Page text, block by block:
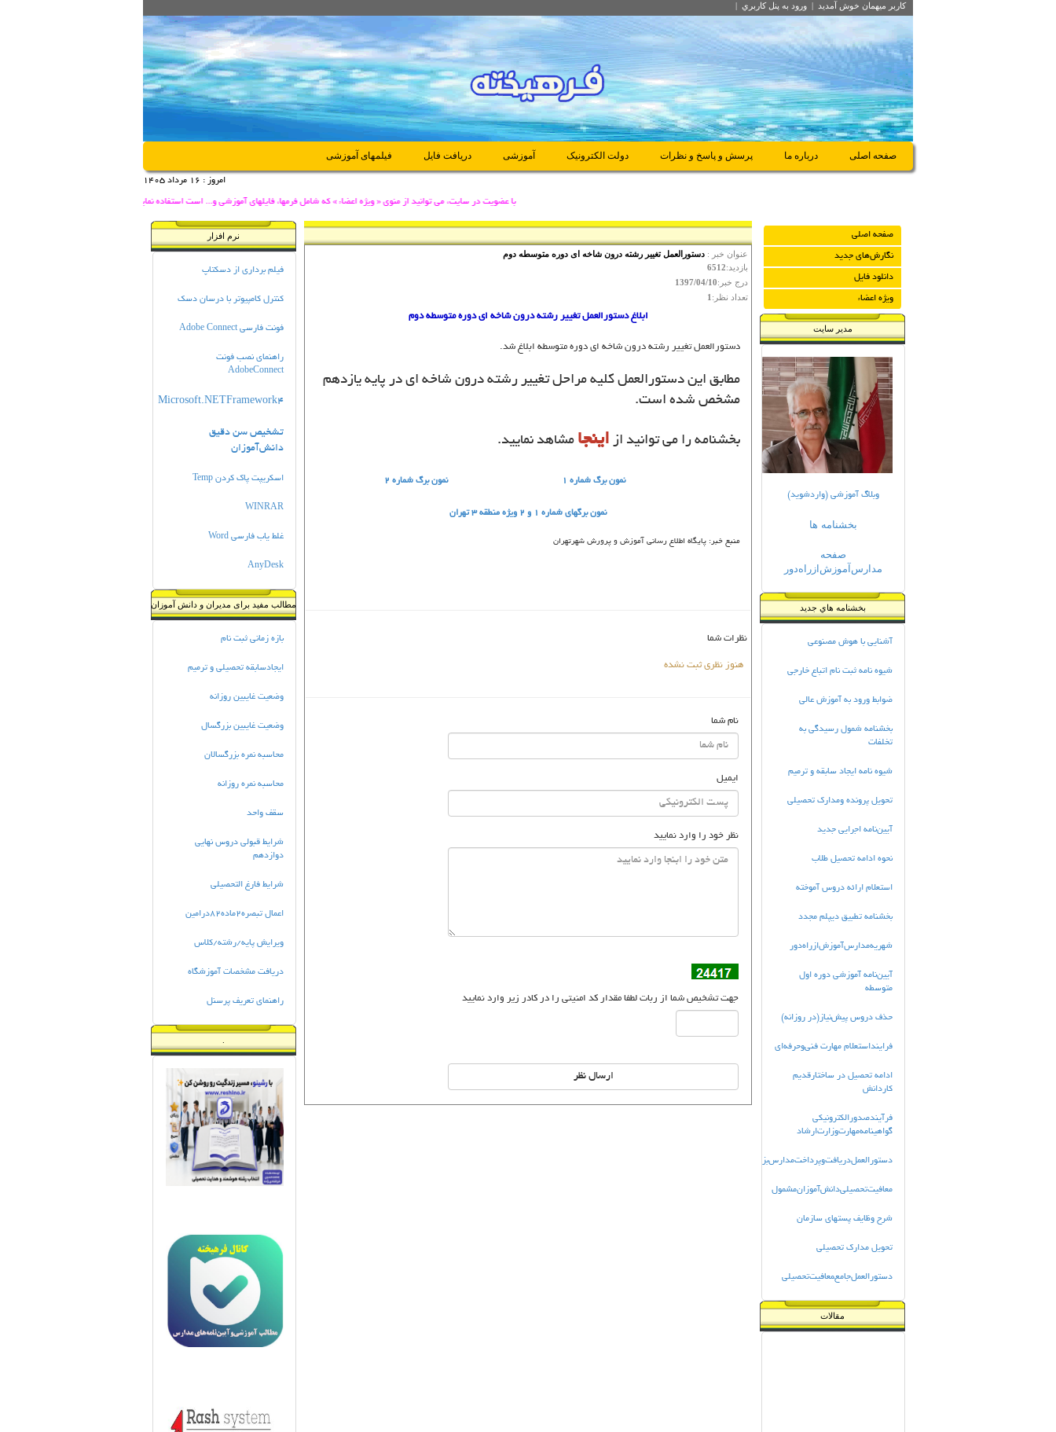
کاربر میهمان خوش آمديد | ورود به پنل کاربري |
صفحه اصلی درباره ما پرسش و پاسخ و نظرات دولت الکترونیک آموزشی دريافت فايل فیلمهای آموزشی
امروز : 16 مرداد 1405
با عضويت در سایت، می توانید از منوی « ویژه اعضاء » که شامل فرمها، فایلهای آموزشی و... است استفاده نمایید.
نرم افزار
فیلم برداری از دسکتاپ
کنترل کامپیوتر با درسان دسک
فونت فارسی Adobe Connect
راهنمای نصب فونت
AdobeConnect
Microsoft.NETFramework4
تشخیص سن دقیق
دانش‌آموزان
Temp اسكريپت پاك كردن
WINRAR
Word غلط یاب فارسی
AnyDesk
مطالب مفید برای مدیران و دانش آموزان
بازه زمانی ثبت نام
ایجادسابقه تحصیلی و ترمیم
وضعیت غایبین روزانه
وضعیت غایبین بزرگسال
محاسبه نمره بزرگسالان
محاسبه نمره روزانه
سقف واحد
شرایط قبولی دروس نهایی
دوازدهم
شرایط فارغ التحصیلی
اعمال تبصره2ماده82درامین
ویرایش پایه/رشته/کلاس
دریافت مشخصات آموزشگاه
راهنمای تعریف پرسنل
صفحه اصلی
نگارش‌هاي جديد
دانلود فايل
ویژه اعضاء
مدیر سایت
وبلاگ آموزشی (واردشوید)
بخشنامه ها
صفحه
مدارس‌آموزش‌ازراه‌دور
بخشنامه هاي جديد
آشنایی با هوش مصنوعی
شیوه نامه ثبت نام اتباع خارجی
ضوابط ورود به آموزش عالی
بخشنامه شمول رسیدگی به
تخلفات
شیوه نامه ایجاد سابقه و ترمیم
تحویل پرونده ومدارک تحصیلی
آیین‌نامه اجرایی جدید
نحوه ادامه تحصیل طلاب
استعلام ارائه دروس آموخته
بخشنامه تطبیق دیپلم مجدد
شهریه‌مدارس‌آموزش‌ازراه‌دور
آیین‌نامه آموزشی دوره اول
متوسطه
حذف دروس پیش‌نیاز(در روزانه)
فراينداستعلام مهارت فني‌وحرفه‌اي
ادامه تحصیل در ساختارقدیم
کاردانش
فرآيندصدورالكترونيكي
گواهينامه‌مهارت‌وزارت‌ارشاد
دستورالعمل‌دريافت‌وپرداخت‌مدارس‌بزرگسال‌دولتي
معافیت‌تحصیلی‌دانش‌آموزان‌مشمول
شرح وظايف پستهاي سازمان
تحویل مدارک تحصیلی
دستورالعمل‌جامع‌‍معافیت‌تحصیلی
مقالات
عنوان خبر : دستورالعمل تغییر رشته درون شاخه ای دوره متوسطه دوم
بازدید:6512
درج خبر:1397/04/10
تعداد نظر: 1
ابلاغ دستورالعمل تغییر رشته درون شاخه ای دوره متوسطه دوم
دستورالعمل تغییر رشته درون شاخه ای دوره متوسطه ابلاغ شد.
مطابق این دستورالعمل کلیه مراحل تغییر رشته درون شاخه ای در پایه یازدهم
مشخص شده است.
بخشنامه را می توانید از اینجا مشاهد نمایید.
نمون برگ شماره 1 نمون برگ شماره 2
نمون برگهاي شماره 1 و 2 ويژه منطقه 3 تهران
منبع خبر: پایگاه اطلاع رسانی آموزش و پرورش شهرتهران
نظرات شما
هنوز نظری ثبت نشده
نام شما
ایمیل
نظر خود را وارد نمایید
جهت تشخیص شما از ربات لطفا مقدار کد امنیتی را در کادر زیر وارد نمایید